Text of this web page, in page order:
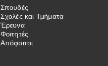
Σπουδές
Σχολές και Τμήματα
Έρευνα
Φοιτητές
Απόφοιτοι